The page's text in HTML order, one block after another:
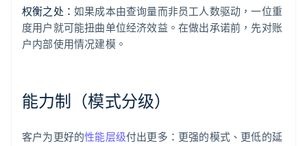
权衡之处： 如果成本由查询量而非员工人数驱动，一位重
度用户就可能扭曲单位经济效益。在做出承诺前，先对账
户内部使用情况建模。
能力制（模式分级）
客户为更好的性能层级付出更多：更强的模式、更低的延